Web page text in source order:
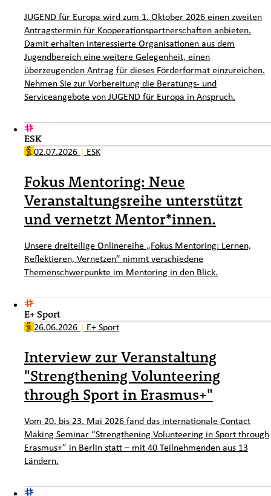
JUGEND für Europa wird zum 1. Oktober 2026 einen zweiten
Antragstermin für Kooperationspartnerschaften anbieten.
Damit erhalten interessierte Organisationen aus dem
Jugendbereich eine weitere Gelegenheit, einen
überzeugenden Antrag für dieses Förderformat einzureichen.
Nehmen Sie zur Vorbereitung die Beratungs- und
Serviceangebote von JUGEND für Europa in Anspruch.
ESK
02.07.2026 | ESK
Fokus Mentoring: Neue
Veranstaltungsreihe unterstützt
und vernetzt Mentor*innen.
Unsere dreiteilige Onlinereihe „Fokus Mentoring: Lernen,
Reflektieren, Vernetzen” nimmt verschiedene
Themenschwerpunkte im Mentoring in den Blick.
E+ Sport
26.06.2026 | E+ Sport
Interview zur Veranstaltung
"Strengthening Volunteering
through Sport in Erasmus+"
Vom 20. bis 23. Mai 2026 fand das internationale Contact
Making Seminar “Strengthening Volunteering in Sport through
Erasmus+” in Berlin statt – mit 40 Teilnehmenden aus 13
Ländern.